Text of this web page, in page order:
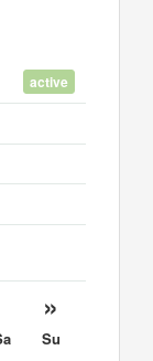
active
»
Su